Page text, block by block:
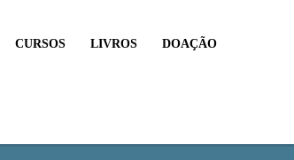
CURSOS LIVROS DOAÇÃO